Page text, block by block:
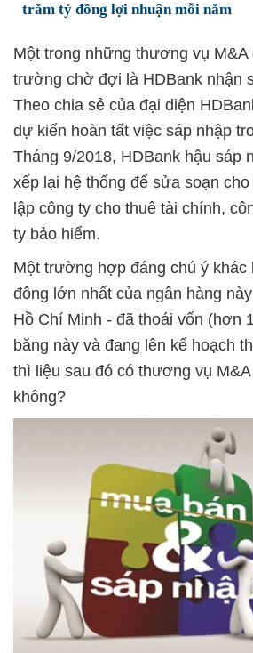
trăm tỷ đồng lợi nhuận mỗi năm
Một trong những thương vụ
trường chờ đợi là HDBank nhận
Theo chia sẻ của đại diện
dự kiến hoàn tất việc sáp nhập
Tháng 9/2018, HDBank hậu sáp
xếp lại hệ thống để sửa soạn
lập công ty cho thuê tài chính,
ty bảo hiểm.
Một trường hợp đáng chú ý khác
đông lớn nhất của ngân hàng
Hồ Chí Minh - đã thoái vốn (hơn
băng này và đang lên kế hoạch
thì liệu sau đó có thương vụ
không?